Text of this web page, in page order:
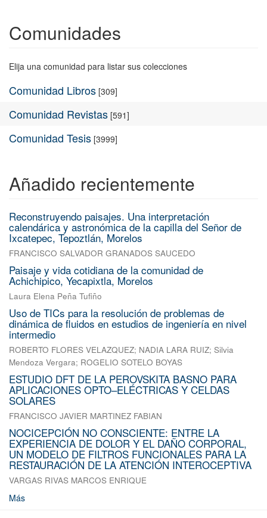
Comunidades
Elija una comunidad para listar sus colecciones
Comunidad Libros [309]
Comunidad Revistas [591]
Comunidad Tesis [3999]
Añadido recientemente
Reconstruyendo paisajes. Una interpretación
calendárica y astronómica de la capilla del Señor de
Ixcatepec, Tepoztlán, Morelos
FRANCISCO SALVADOR GRANADOS SAUCEDO
Paisaje y vida cotidiana de la comunidad de
Achichipico, Yecapixtla, Morelos
Laura Elena Peña Tufiño
Uso de TICs para la resolución de problemas de
dinámica de fluidos en estudios de ingeniería en nivel
intermedio
ROBERTO FLORES VELAZQUEZ; NADIA LARA RUIZ; Silvia
Mendoza Vergara; ROGELIO SOTELO BOYAS
ESTUDIO DFT DE LA PEROVSKITA BASNO PARA
APLICACIONES OPTO–ELÉCTRICAS Y CELDAS
SOLARES
FRANCISCO JAVIER MARTINEZ FABIAN
NOCICEPCIÓN NO CONSCIENTE: ENTRE LA
EXPERIENCIA DE DOLOR Y EL DAÑO CORPORAL,
UN MODELO DE FILTROS FUNCIONALES PARA LA
RESTAURACIÓN DE LA ATENCIÓN INTEROCEPTIVA
VARGAS RIVAS MARCOS ENRIQUE
Más